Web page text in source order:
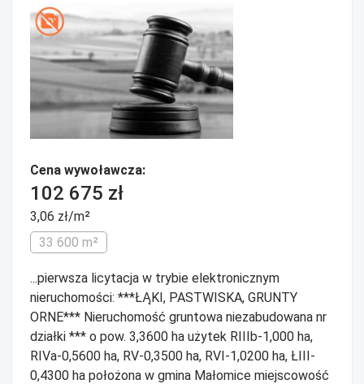
Cena wywoławcza:
102 675 zł
3,06 zł/m²
33 600 m²
...pierwsza licytacja w trybie elektronicznym
nieruchomości: ***ŁĄKI, PASTWISKA, GRUNTY
ORNE*** Nieruchomość gruntowa niezabudowana nr
działki *** o pow. 3,3600 ha użytek RIIIb-1,000 ha,
RIVa-0,5600 ha, RV-0,3500 ha, RVI-1,0200 ha, ŁIII-
0,4300 ha położona w gmina Małomice miejscowość